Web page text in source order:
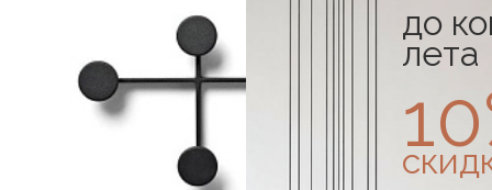
до
лета